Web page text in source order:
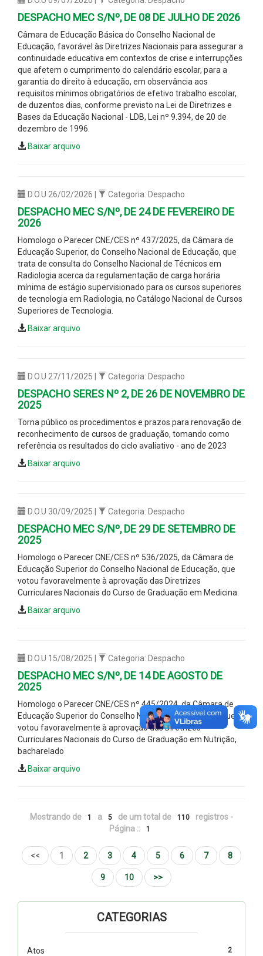
DESPACHO MEC S/Nº, DE 08 DE JULHO DE 2026
Câmara de Educação Básica do Conselho Nacional de
Educação, favorável às Diretrizes Nacionais para assegurar a
continuidade educativa em contextos de crise e interrupções
que afetem o cumprimento do calendário escolar, para a
garantia do direito à educação, em observância aos
requisitos mínimos obrigatórios de efetivo trabalho escolar,
de duzentos dias, conforme previsto na Lei de Diretrizes e
Bases da Educação Nacional - LDB, Lei nº 9.394, de 20 de
dezembro de 1996.
Baixar arquivo
D.O.U 26/02/2026 | Categoria: Despacho
DESPACHO MEC S/Nº, DE 24 DE FEVEREIRO DE
2026
Homologo o Parecer CNE/CES nº 437/2025, da Câmara de
Educação Superior, do Conselho Nacional de Educação, que
trata de consulta do Conselho Nacional de Técnicos em
Radiologia acerca da regulamentação de carga horária
mínima de estágio supervisionado para os cursos superiores
de tecnologia em Radiologia, no Catálogo Nacional de Cursos
Superiores de Tecnologia.
Baixar arquivo
D.O.U 27/11/2025 | Categoria: Despacho
DESPACHO SERES Nº 2, DE 26 DE NOVEMBRO DE
2025
Torna público os procedimentos e prazos para renovação de
reconhecimento de cursos de graduação, tomando como
referência os resultados do ciclo avaliativo - ano de 2023
Baixar arquivo
D.O.U 30/09/2025 | Categoria: Despacho
DESPACHO MEC S/Nº, DE 29 DE SETEMBRO DE
2025
Homologo o Parecer CNE/CES nº 536/2025, da Câmara de
Educação Superior do Conselho Nacional de Educação, que
votou favoravelmente à aprovação das Diretrizes
Curriculares Nacionais do Curso de Graduação em Medicina.
Baixar arquivo
D.O.U 15/08/2025 | Categoria: Despacho
DESPACHO MEC S/Nº, DE 14 DE AGOSTO DE
2025
Homologo o Parecer CNE/CES nº 445/2024, da Câmara de
Educação Superior do Conselho Nacional de Educação, que
votou favoravelmente à aprovação das Diretrizes
Curriculares Nacionais do Curso de Graduação em Nutrição,
bacharelado
Baixar arquivo
Mostrando de 1 a 5 de um total de 110
registros -
Página ::
1
<< 1 2 3 4 5 6 7 8
9 10 >>
CATEGORIAS
2
Atos